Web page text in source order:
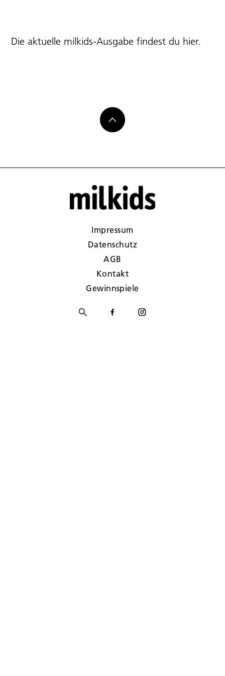
Die aktuelle milkids-Ausgabe findest du hier.
Impressum
Datenschutz
AGB
Kontakt
Gewinnspiele